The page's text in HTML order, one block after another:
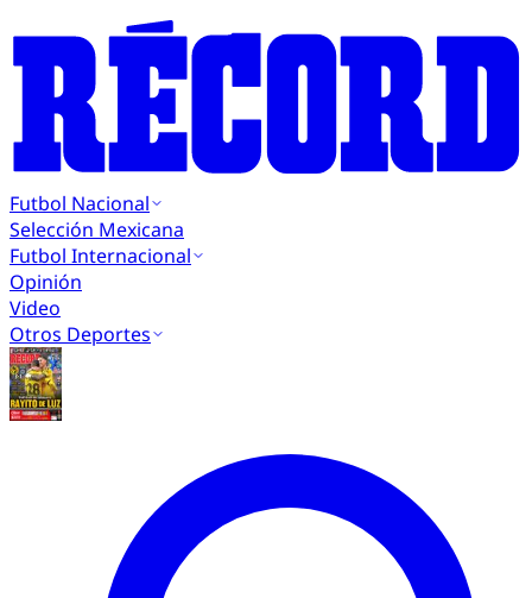
Futbol Nacional
Selección Mexicana
Futbol Internacional
Opinión
Video
Otros Deportes